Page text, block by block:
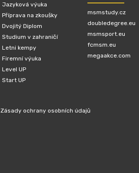
Jazyková výuka
Příprava na zkoušky
Dvojitý Diplom
Studium v zahraničí
Letni kempy
Firemní výuka
Level UP
Start UP
msmstudy.cz
doubledegree.eu
msmsport.eu
fcmsm.eu
megaakce.com
Zásady ochrany osobních údajů